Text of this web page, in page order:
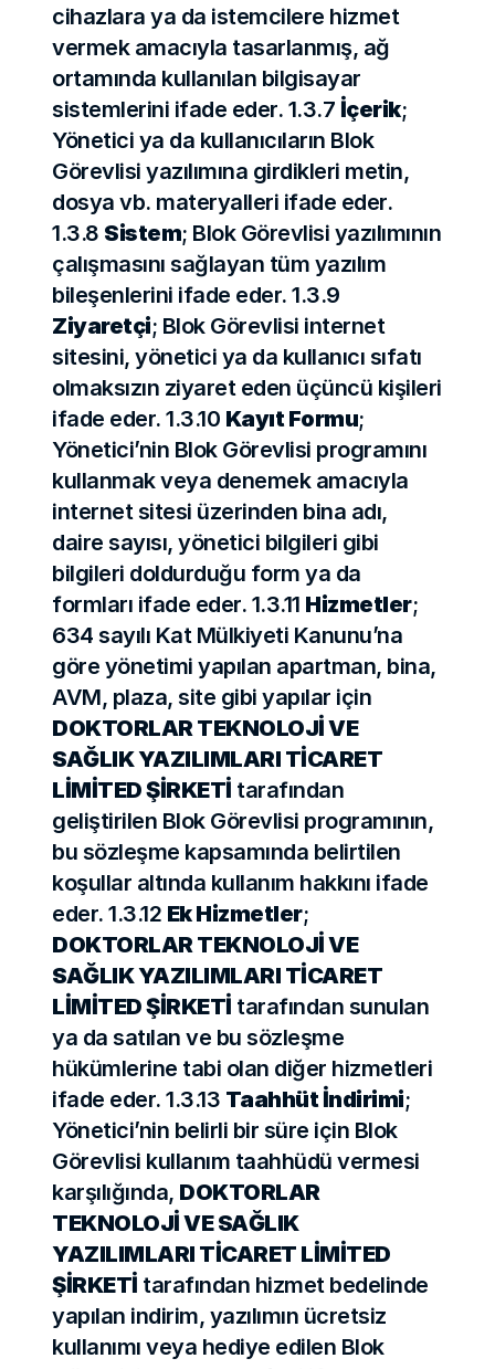
cihazlara ya da istemcilere hizmet
vermek amacıyla tasarlanmış, ağ
ortamında kullanılan bilgisayar
sistemlerini ifade eder. 1.3.7 İçerik;
Yönetici ya da kullanıcıların Blok
Görevlisi yazılımına girdikleri metin,
dosya vb. materyalleri ifade eder.
1.3.8 Sistem; Blok Görevlisi yazılımının
çalışmasını sağlayan tüm yazılım
Ziyaretçi; Blok Görevlisi internet
sitesini, yönetici ya da kullanıcı sıfatı
olmaksızın ziyaret eden üçüncü kişileri
ifade eder. 1.3.10 Kayıt Formu;
Yönetici’nin Blok Görevlisi programını
kullanmak veya denemek amacıyla
internet sitesi üzerinden bina adı,
daire sayısı, yönetici bilgileri gibi
bilgileri doldurduğu form ya da
formları ifade eder. 1.3.11 Hizmetler;
634 sayılı Kat Mülkiyeti Kanunu’na
göre yönetimi yapılan apartman, bina,
DOKTORLAR TEKNOLOJİ VE
SAĞLIK YAZILIMLARI TİCARET
LİMİTED ŞİRKETİ tarafından
geliştirilen Blok Görevlisi programının,
bu sözleşme kapsamında belirtilen
koşullar altında kullanım hakkını ifade
eder. 1.3.12 Ek Hizmetler
DOKTORLAR TEKNOLOJİ VE
SAĞLIK YAZILIMLARI TİCARET
LİMİTED ŞİRKETİ tarafından sunulan
ya da satılan ve bu sözleşme
hükümlerine tabi olan diğer hizmetleri
ifade eder. 1.3.13 Taahhüt İndirimi;
Yönetici’nin belirli bir süre için Blok
Görevlisi kullanım taahhüdü vermesi
karşılığında, DOKTORLAR
TEKNOLOJİ VE SAĞLIK
YAZILIMLARI TİCARET LİMİTED
ŞİRKETİ tarafından hizmet bedelinde
yapılan indirim, yazılımın ücretsiz
kullanımı veya hediye edilen Blok